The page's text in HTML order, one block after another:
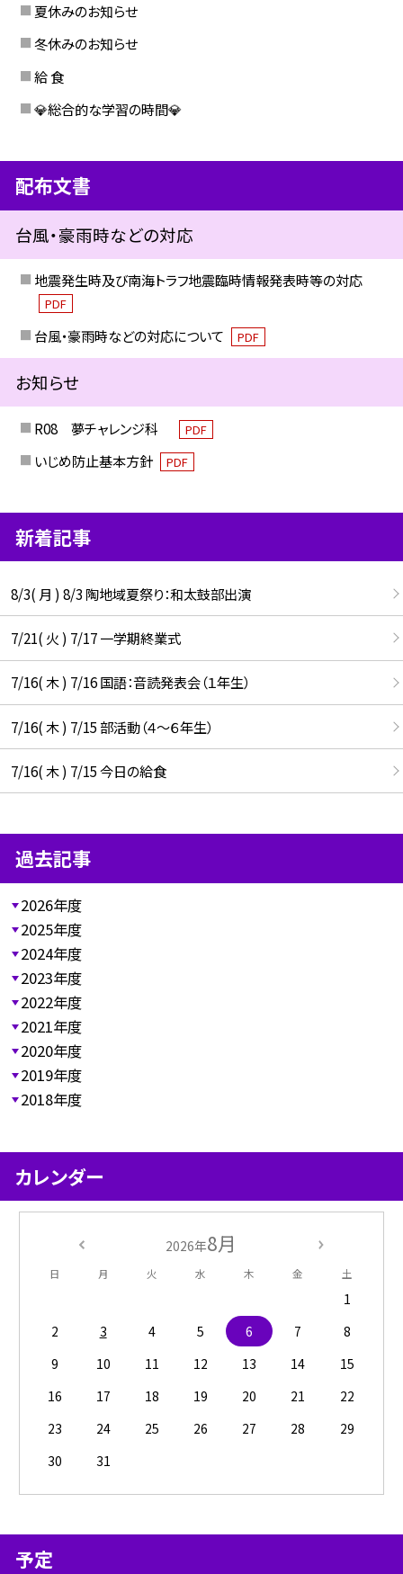
夏休みのお知らせ
冬休みのお知らせ
給 食
💎総合的な学習の時間💎
配布文書
台風・豪雨時などの対応
地震発生時及び南海トラフ地震臨時情報発表時等の対応
PDF
台風・豪雨時などの対応について PDF
お知らせ
R08 夢チャレンジ科 PDF
いじめ防止基本方針 PDF
新着記事
8/3( 月 ) 8/3 陶地域夏祭り：和太鼓部出演
7/21( 火 ) 7/17 一学期終業式
7/16( 木 ) 7/16 国語：音読発表会（１年生）
7/16( 木 ) 7/15 部活動（４～６年生）
7/16( 木 ) 7/15 今日の給食
過去記事
2026年度
2025年度
2024年度
2023年度
2022年度
2021年度
2020年度
2019年度
2018年度
カレンダー
2026年8月
日 月 火 水 木 金 土
1
2
3 4 5 6 7
8
9
10 11 12 13 14
15
16
17 18 19 20 21
22
23
24 25 26 27 28
29
30
31
予定